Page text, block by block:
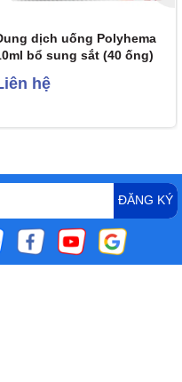
dịch uống Polyhema
bổ sung sắt (40 ống)
hệ
ĐĂNG KÝ